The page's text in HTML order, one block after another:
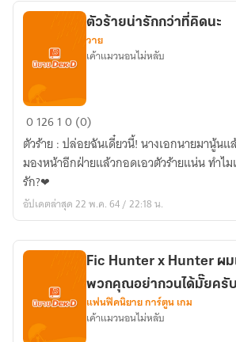
สอง
ซา
ตัว
ร้าย
น่า
รัก
กว่า
ที่
นะ
ตัวร้ายน่ารักกว่าที่คิดนะ
วาย
เค้าแมวนอนไม่หลับ
012610 (0)
ตัวร้าย : ปล่อยฉันเดี๋ยวนี้! นางเอกนายมานู้น
มองหน้าอีกฝ่ายแล้วกอดเอวตัวร้ายแน่น ทำไม
รัก?❤
อัปเดตล่าสุด 22 พ.ค. 64 / 22:18 น.
Fic Hunter x Hunter ผ
พวกคุณอย่ากวนได้มั๊ยครับ
แฟนฟิคนิยาย การ์ตูน เกม
เค้าแมวนอนไม่หลับ